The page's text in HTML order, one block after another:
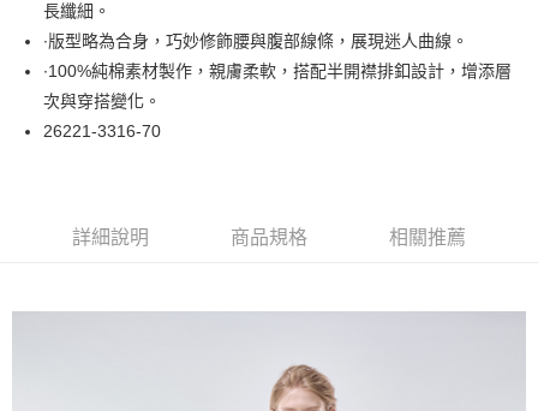
悠遊付
大哥付你分期
相關說明
1.本服務由台灣大哥大提供，台灣大哥大用戶可立即使用無須另外申請。
3.實際核准額度、可分期數及費用金額請依後續交易確認頁面所載為準。
4.訂單成立30分鐘內，如未前往確認交易或遇審核未通過，訂單將自動取
【繳款方式說明】
2.透過簡訊連結打開帳單後，可選擇「超商條碼／台灣大直營門市／銀行轉
帳／街口支付／iPASS MONEY」等通路繳費。
ATM付款
全家取貨付款
付款後全家取貨
長纖細。
∙版型略為合身，巧妙修飾腰與腹部線條，展現迷人曲線。
∙100%純棉素材製作，親膚柔軟，搭配半開襟排釦設計，增添層
次與穿搭變化。
26221-3316-70
詳細說明 商品規格 相關推薦